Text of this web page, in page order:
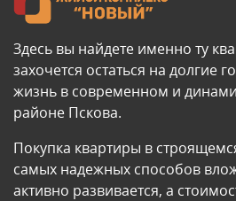
Здесь вы найдете именно ту
захочется остаться на долгие
жизнь в современном и
районе Пскова.
Покупка квартиры в
самых надежных способов
активно развивается, а